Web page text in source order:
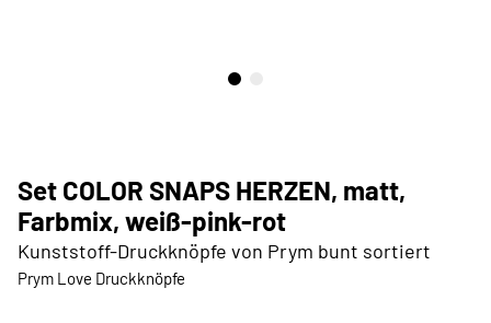
Set COLOR SNAPS HERZEN, matt,
Farbmix, weiß-pink-rot
Kunststoff-Druckknöpfe von Prym bunt sortiert
Prym Love Druckknöpfe